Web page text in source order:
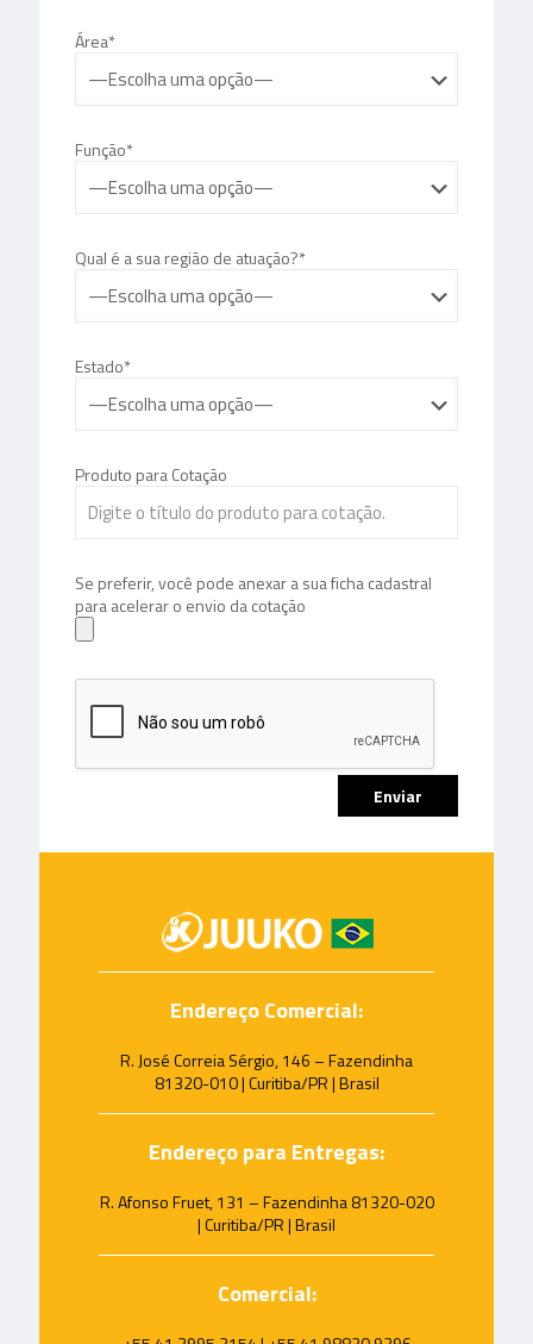
Área*
Função*
Qual é a sua região de atuação?*
Estado*
Produto para Cotação
Se preferir, você pode anexar a sua ficha cadastral
para acelerar o envio da cotação
Endereço Comercial:
R. José Correia Sérgio, 146 – Fazendinha
81320-010 | Curitiba/PR | Brasil
Endereço para Entregas:
R. Afonso Fruet, 131 – Fazendinha 81320-020
| Curitiba/PR | Brasil
Comercial: